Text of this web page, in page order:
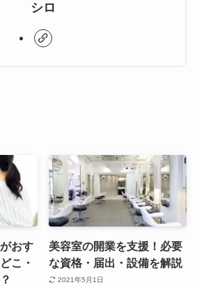
シロ
おす
こ・
美容室の開業を支援！必要
な資格・届出・設備を解説
2021年5月1日